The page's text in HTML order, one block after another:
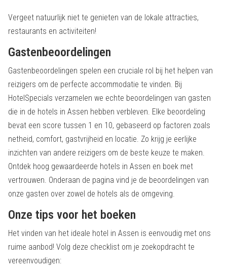
Vergeet natuurlijk niet te genieten van de lokale attracties,
restaurants en activiteiten!
Gastenbeoordelingen
Gastenbeoordelingen spelen een cruciale rol bij het helpen van
reizigers om de perfecte accommodatie te vinden. Bij
HotelSpecials verzamelen we echte beoordelingen van gasten
die in de hotels in Assen hebben verbleven. Elke beoordeling
bevat een score tussen 1 en 10, gebaseerd op factoren zoals
netheid, comfort, gastvrijheid en locatie. Zo krijg je eerlijke
inzichten van andere reizigers om de beste keuze te maken.
Ontdek hoog gewaardeerde hotels in Assen en boek met
vertrouwen. Onderaan de pagina vind je de beoordelingen van
onze gasten over zowel de hotels als de omgeving.
Onze tips voor het boeken
Het vinden van het ideale hotel in Assen is eenvoudig met ons
ruime aanbod! Volg deze checklist om je zoekopdracht te
vereenvoudigen: